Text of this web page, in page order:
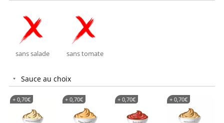
sans salade sans tomate
Sauce au choix
+ 0,70€ + 0,70€ + 0,70€ + 0,70€